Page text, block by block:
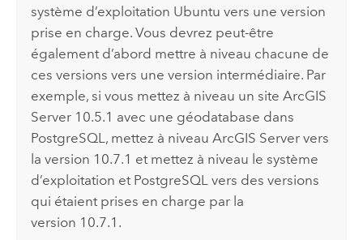
système d’exploitation Ubuntu vers une version
prise en charge. Vous devrez peut-être
également d’abord mettre à niveau chacune de
ces versions vers une version intermédiaire. Par
exemple, si vous mettez à niveau un siteArcGIS
Server 10.5.1 avec une géodatabase dans
PostgreSQL, mettez à niveauArcGIS Server vers
la version 10.7.1 et mettez à niveau le système
d’exploitation et PostgreSQL vers des versions
qui étaient prises en charge par la
version 10.7.1.